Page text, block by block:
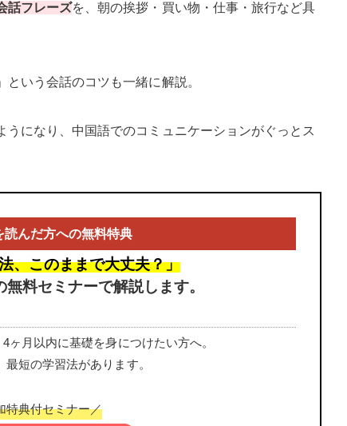
話フレーズを、朝の挨拶・買い物・仕事・旅行など具
いう会話のコツも一緒に解説。
になり、中国語でのコミュニケーションがぐっとス
読んだ方への無料特典
、このままで大丈夫？」
無料セミナーで解説します。
ヶ月以内に基礎を身につけたい方へ。
短の学習法があります。
特典付セミナー／